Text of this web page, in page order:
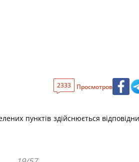
2333 Просмотров
пунктів здійснюється